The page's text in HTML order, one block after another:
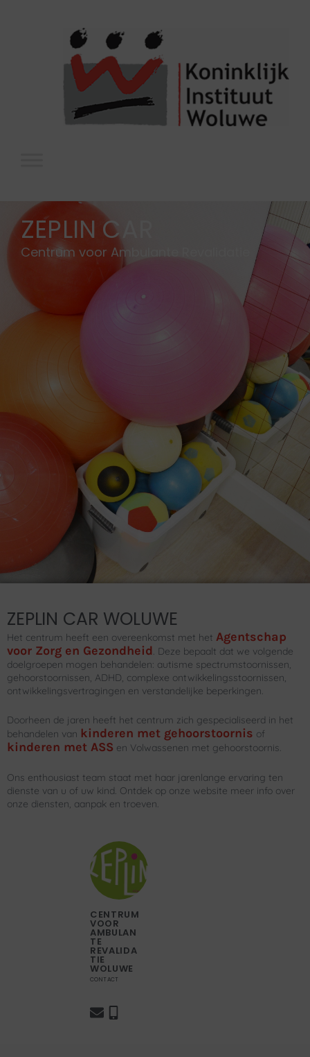
ZEPLIN CAR
Centrum voor Ambulante Revalidatie
ZEPLIN CAR WOLUWE
Het centrum heeft een overeenkomst met het Agentschap
voor Zorg en Gezondheid. Deze bepaalt dat we volgende
doelgroepen mogen behandelen: autisme spectrumstoornissen,
gehoorstoornissen, ADHD, complexe ontwikkelingsstoornissen,
ontwikkelingsvertragingen en verstandelijke beperkingen.
Doorheen de jaren heeft het centrum zich gespecialiseerd in het
behandelen van kinderen met gehoorstoornis of
kinderen met ASS en Volwassenen met gehoorstoornis.
Ons enthousiast team staat met haar jarenlange ervaring ten
dienste van u of uw kind. Ontdek op onze website meer info over
onze diensten, aanpak en troeven.
CENTRUM
VOOR
AMBULAN
TE
REVALIDA
TIE
WOLUWE
CONTACT